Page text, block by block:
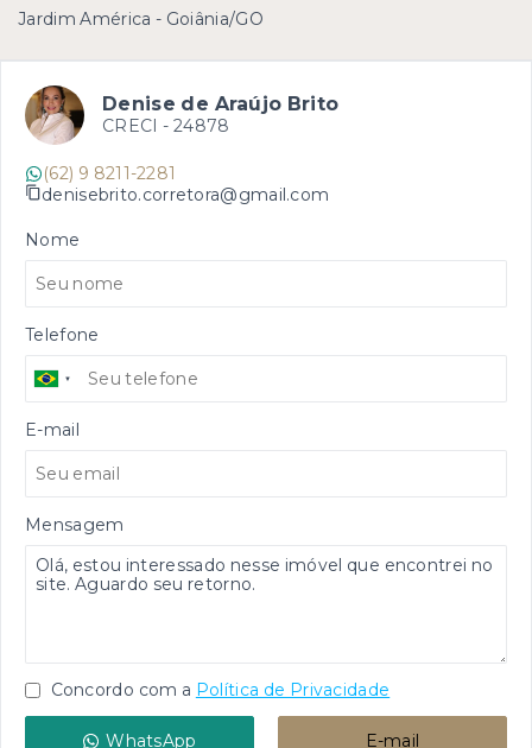
Jardim América - Goiânia/GO
Denise de Araújo Brito
CRECI - 24878
(62) 9 8211-2281
denisebrito.corretora@gmail.com
Nome
Telefone
E-mail
Mensagem
Concordo com a Política de Privacidade
WhatsApp E-mail